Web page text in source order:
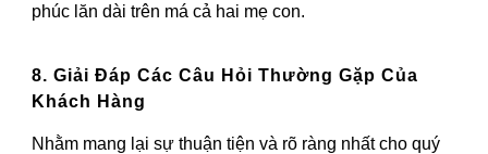
phúc lăn dài trên má cả hai mẹ con.
8. Giải Đáp Các Câu Hỏi Thường Gặp Của
Khách Hàng
Nhằm mang lại sự thuận tiện và rõ ràng nhất cho quý